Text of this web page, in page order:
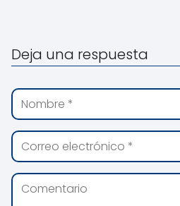
Deja una respuesta